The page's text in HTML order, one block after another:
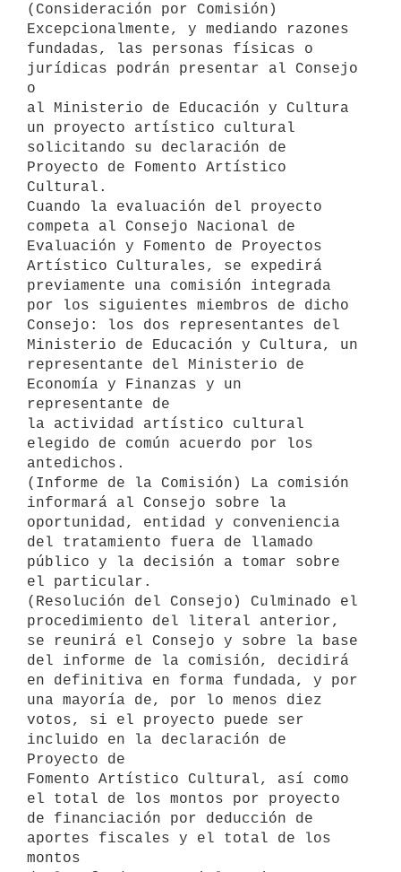
(Consideración por Comisión)
Excepcionalmente, y mediando razones
fundadas, las personas físicas o
jurídicas podrán presentar al Consejo
o
al Ministerio de Educación y Cultura
un proyecto artístico cultural
solicitando su declaración de
Proyecto de Fomento Artístico
Cultural.
Cuando la evaluación del proyecto
competa al Consejo Nacional de
Evaluación y Fomento de Proyectos
Artístico Culturales, se expedirá
previamente una comisión integrada
por los siguientes miembros de dicho
Consejo: los dos representantes del
Ministerio de Educación y Cultura, un
representante del Ministerio de
Economía y Finanzas y un
representante de
la actividad artístico cultural
elegido de común acuerdo por los
antedichos.
(Informe de la Comisión) La comisión
informará al Consejo sobre la
oportunidad, entidad y conveniencia
del tratamiento fuera de llamado
público y la decisión a tomar sobre
el particular.
(Resolución del Consejo) Culminado el
procedimiento del literal anterior,
se reunirá el Consejo y sobre la base
del informe de la comisión, decidirá
en definitiva en forma fundada, y por
una mayoría de, por lo menos diez
votos, si el proyecto puede ser
incluido en la declaración de
Proyecto de
Fomento Artístico Cultural, así como
el total de los montos por proyecto
de financiación por deducción de
aportes fiscales y el total de los
montos